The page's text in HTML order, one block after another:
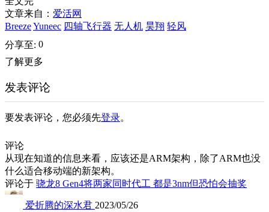
文章来自： 爱活网
BreezeYuneec 四轴飞行器 无人机 昊翔 轻风
分享至: 0
了解更多
发表评论
要发表评论，您必须先登录。
评论
从现在知道的信息来看，应该还是ARM架构，除了ARM也没
什么适合移动端的新架构。
评论于 骁龙8 Gen4将两家同时代工 都是3nm但恐怕会抽奖
爱折腾的深水君 2023/05/26